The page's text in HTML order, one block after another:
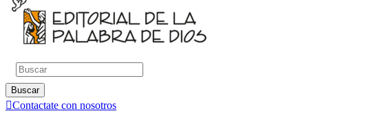
Buscar
Buscar
Contactate con nosotros